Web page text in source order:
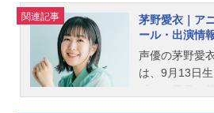
関連記事
茅野愛衣｜ア
ール・出演情
声優の茅野愛
は、9月13日